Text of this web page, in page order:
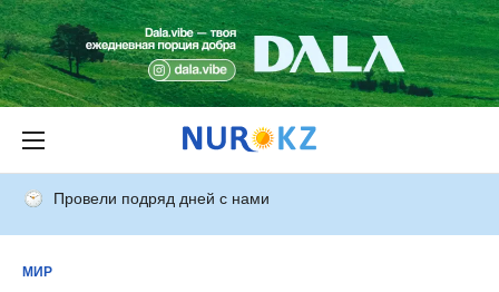
Провели подряд дней с нами
МИР